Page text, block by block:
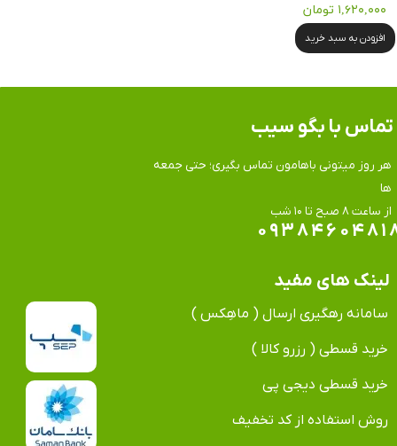
۱,۶۲۰,۰۰۰ تومان
افزودن به سبد خرید
هر روز میتونی باهامون تماس بگیری؛ حتی جمعه
ها
​​​​​​​از ساعت ۸ صبح تا ۱۰ شب
تماس​​​​​​​ با بگو سیب
لینک های مفید
سامانه رهگیری ارسال ( ماهِکس )
خرید قسطی ( رزرو کالا )
خرید قسطی دیجی پی
روش استفاده از کد تخفیف